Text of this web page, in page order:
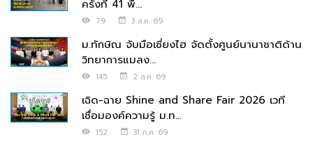
ครั้งที่ 41 พื้...
79 3 ส.ค. 69
ม.ทักษิณ จับมือเซี่ยงไฮ จัดตั้งศูนย์นานาชาติด้าน
วิทยาการแมลง...
145 2 ส.ค. 69
เฉิด-ฉาย Shine and Share Fair 2026 เวที
เชื่อมองค์ความรู้ ม.ท...
152 31 ก.ค. 69